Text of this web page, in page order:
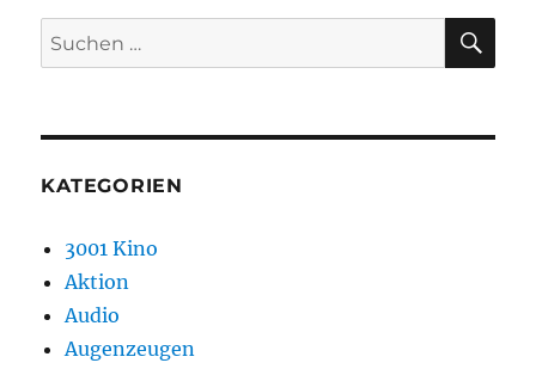
Suchen
nach:
KATEGORIEN
3001 Kino
Aktion
Audio
Augenzeugen